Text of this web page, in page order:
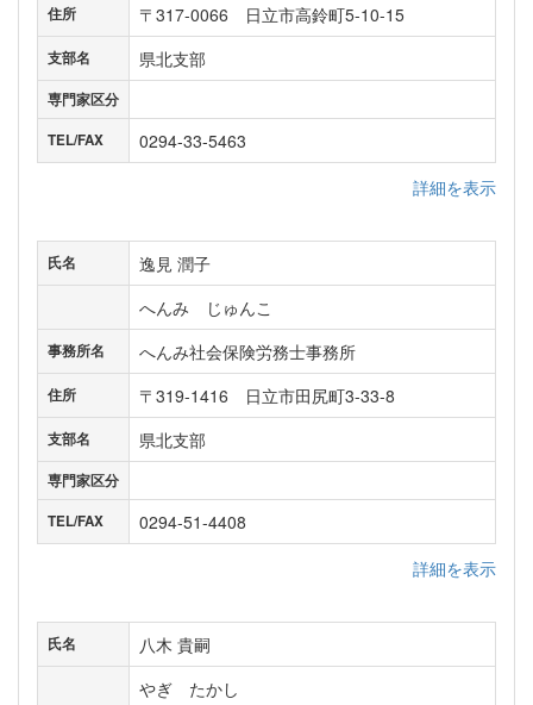
住所 〒317-0066 日立市高鈴町5-10-15
支部名 県北支部
専門家区分
TEL/FAX
0294-33-5463
詳細を表示
氏名
逸見 潤子
へんみ じゅんこ
事務所名 へんみ社会保険労務士事務所
住所 〒319-1416 日立市田尻町3-33-8
支部名 県北支部
専門家区分
TEL/FAX
0294-51-4408
詳細を表示
氏名
八木 貴嗣
やぎ たかし